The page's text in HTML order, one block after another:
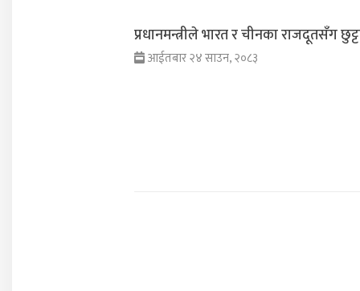
प्रधानमन्त्रीले भारत र चीनका राजदूतसँग
आईतबार २४ साउन, २०८३